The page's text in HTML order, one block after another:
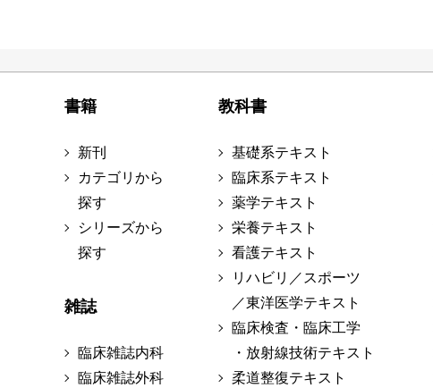
書籍
新刊
カテゴリから
探す
シリーズから
探す
雑誌
臨床雑誌内科
臨床雑誌外科
教科書
基礎系テキスト
臨床系テキスト
薬学テキスト
栄養テキスト
看護テキスト
リハビリ／スポーツ
／東洋医学テキスト
臨床検査・臨床工学
・放射線技術テキスト
柔道整復テキスト